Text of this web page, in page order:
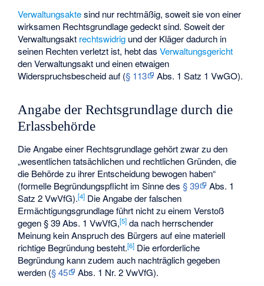
Verwaltungsaktesind nur rechtmäßig, soweit sie von einer
wirksamen Rechtsgrundlage gedeckt sind. Soweit der
Verwaltungsakt rechtswidrig und der Kläger dadurch in
seinen Rechten verletzt ist, hebt dasVerwaltungsgericht
den Verwaltungsakt und einen etwaigen
Widerspruchsbescheid auf (§ 113 Abs. 1 Satz 1 VwGO).
Angabe der Rechtsgrundlage durch die
Erlassbehörde
Die Angabe einer Rechtsgrundlage gehört zwar zu den
„wesentlichen tatsächlichen und rechtlichen Gründen, die
die Behörde zu ihrer Entscheidung bewogen haben“
(formelle Begründungspflicht im Sinne des§ 39
Abs. 1
Satz 2 VwVfG).[4] Die Angabe der falschen
Ermächtigungsgrundlage führt nicht zu einem Verstoß
gegen § 39 Abs. 1 VwVfG,[5] da nach herrschender
Meinung kein Anspruch des Bürgers auf eine materiell
richtige Begründung besteht.[6] Die erforderliche
Begründung kann zudem auch nachträglich gegeben
werden (§ 45
Abs. 1 Nr. 2 VwVfG).